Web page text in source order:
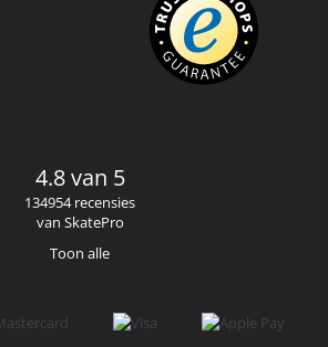
4.8 van 5
134954 recensies
van SkatePro
Toon alle